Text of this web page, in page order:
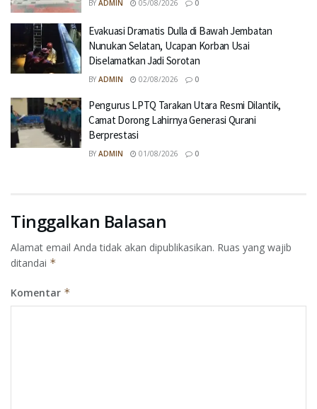
BY ADMIN 05/08/2026 0
Evakuasi Dramatis Dulla di Bawah Jembatan
Nunukan Selatan, Ucapan Korban Usai
Diselamatkan Jadi Sorotan
BY ADMIN 02/08/2026 0
Pengurus LPTQ Tarakan Utara Resmi Dilantik,
Camat Dorong Lahirnya Generasi Qurani
Berprestasi
BY ADMIN 01/08/2026 0
Tinggalkan Balasan
Alamat email Anda tidak akan dipublikasikan. Ruas yang wajib
ditandai *
Komentar *